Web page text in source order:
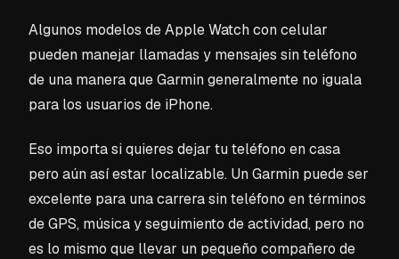
Algunos modelos de Apple Watch con celular
pueden manejar llamadas y mensajes sin teléfono
de una manera que Garmin generalmente no iguala
para los usuarios de iPhone.
Eso importa si quieres dejar tu teléfono en casa
pero aún así estar localizable. Un Garmin puede ser
excelente para una carrera sin teléfono en términos
de GPS, música y seguimiento de actividad, pero no
es lo mismo que llevar un pequeño compañero de